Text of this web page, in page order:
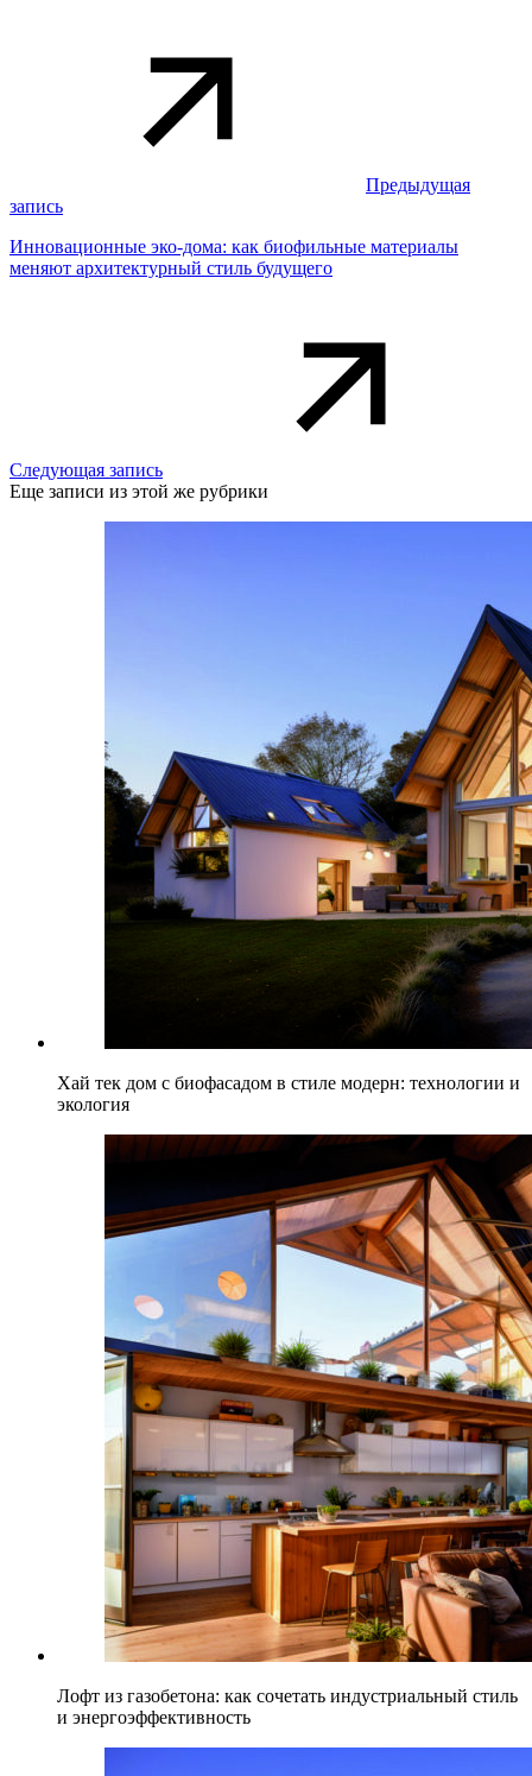
Предыдущая
запись
Инновационные эко-дома: как биофильные материалы
меняют архитектурный стиль будущего
Следующая запись
Еще записи из этой же рубрики
Хай тек дом с биофасадом в стиле модерн: технологии и
экология
Лофт из газобетона: как сочетать индустриальный стиль
и энергоэффективность